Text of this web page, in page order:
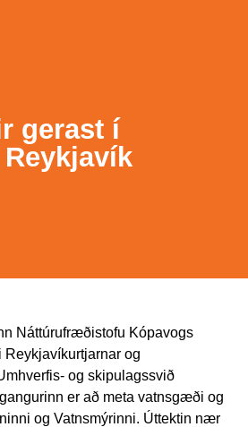
gerast í
Náttúrufræðistofu Kópavogs
Reykjavíkurtjarnar og
og skipulagssvið
er að meta vatnsgæði og
og Vatnsmýrinni. Úttektin nær